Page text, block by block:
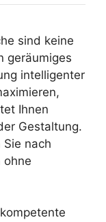
sind keine
geräumiges
intelligenter
Ihnen
Gestaltung.
nach
ohne